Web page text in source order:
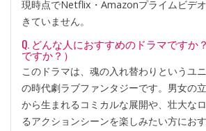
現時点でNetflix・Amazonプライムビデ
きていません。
Q. どんな人におすすめのドラマですか
ですか？）
このドラマは、魂の入れ替わりというユ
の時代劇ラブファンタジーです。男女の
から生まれるコミカルな展開や、壮大な
るアクションシーンを楽しみたい方におす